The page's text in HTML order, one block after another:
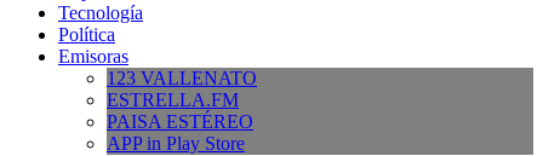
Tecnología
Política
Emisoras
123 VALLENATO
ESTRELLA.FM
PAISA ESTÉREO
APP in Play Store